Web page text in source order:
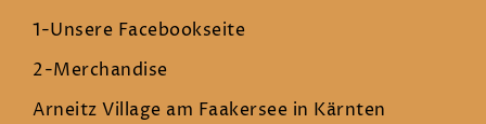
1-Unsere Facebookseite
2-Merchandise
Arneitz Village am Faakersee in Kärnten